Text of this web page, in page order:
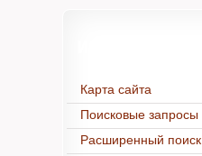
Карта сайта
Поисковые запросы
Расширенный поиск